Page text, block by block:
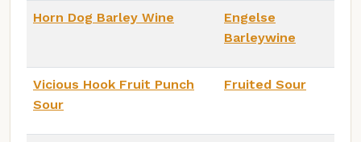
Horn Dog Barley Wine
Engelse
Barleywine
Vicious Hook Fruit Punch
Sour
Fruited Sour